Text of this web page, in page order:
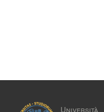
Università